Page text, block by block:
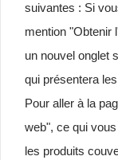
suivantes : Si
mention "Obtenir
un nouvel onglet
qui présentera
Pour aller à la
web", ce qui
les produits